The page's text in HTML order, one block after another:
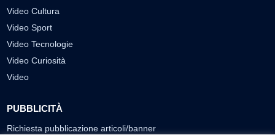
Video Cultura
Video Sport
Video Tecnologie
Video Curiosità
Video
PUBBLICITÀ
Richiesta pubblicazione articoli/banner